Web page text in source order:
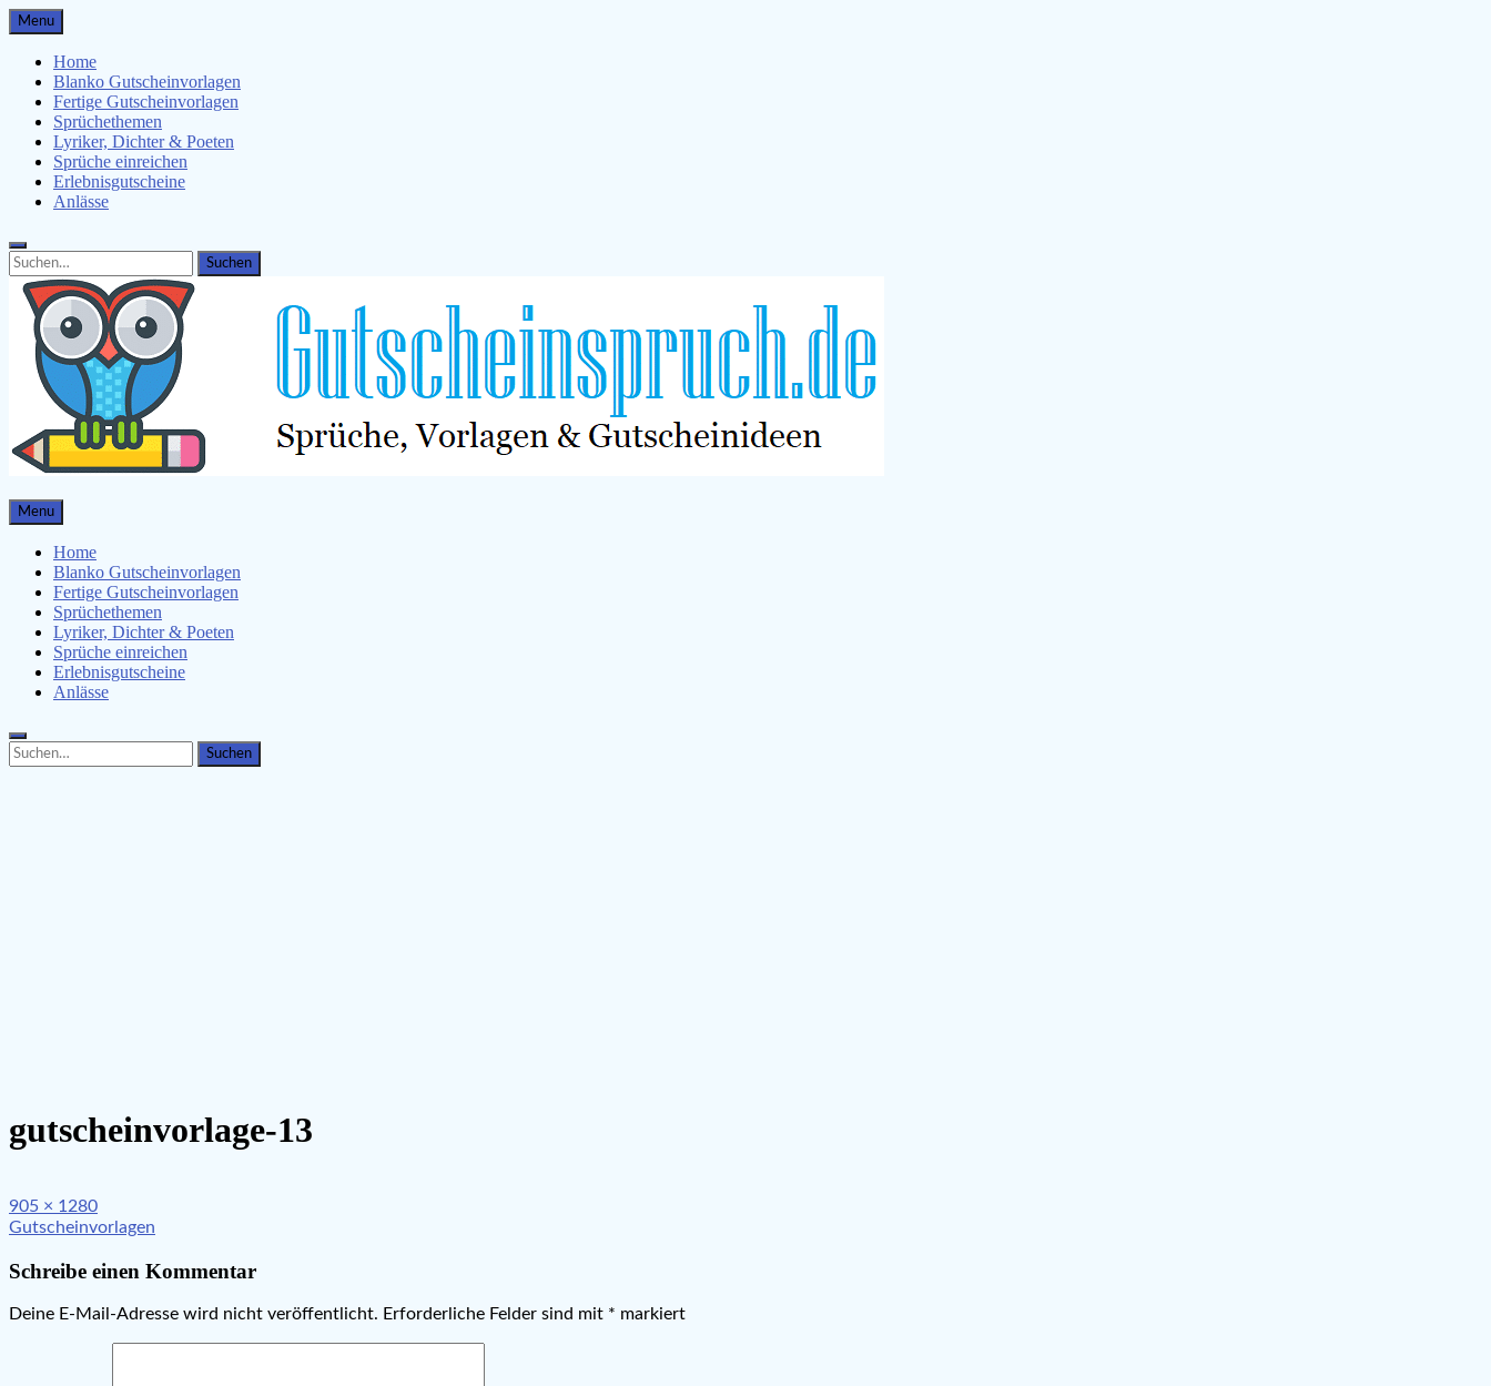
Skip
to
content
Menu
Home
Blanko Gutscheinvorlagen
Fertige Gutscheinvorlagen
Sprüchethemen
Lyriker, Dichter & Poeten
Sprüche einreichen
Erlebnisgutscheine
Anlässe
Search
for:
Search
Gutscheinspruch.de
Gutscheinsprüche & Gutscheinvorlagen finden
Menu
Home
Blanko Gutscheinvorlagen
Fertige Gutscheinvorlagen
Sprüchethemen
Lyriker, Dichter & Poeten
Sprüche einreichen
Erlebnisgutscheine
Anlässe
Search
for:
Search
gutscheinvorlage-13
Full
size
905 × 1280
Beitragsnavigation
Gutscheinvorlagen
Schreibe einen Kommentar
Deine E-Mail-Adresse wird nicht veröffentlicht. Erforderliche Felder sind mit * markiert